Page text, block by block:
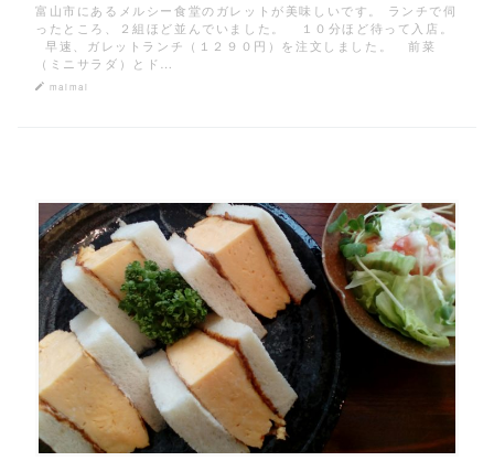
富山市にあるメルシー食堂のガレットが美味しいです。 ランチで伺
ったところ、２組ほど並んでいました。 １０分ほど待って入店。
早速、ガレットランチ（１２９０円）を注文しました。 前菜
（ミニサラダ）とド…
maimai
この記事を読む